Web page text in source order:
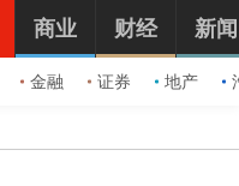
金融 证券 地产
商业 财经 新闻